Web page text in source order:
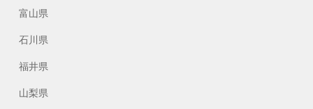
富山県
石川県
福井県
山梨県